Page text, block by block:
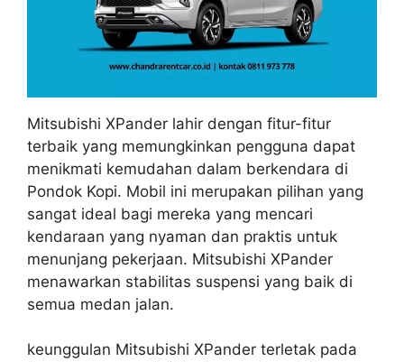
Mitsubishi XPander lahir dengan fitur-fitur
terbaik yang memungkinkan pengguna dapat
menikmati kemudahan dalam berkendara di
Pondok Kopi. Mobil ini merupakan pilihan yang
sangat ideal bagi mereka yang mencari
kendaraan yang nyaman dan praktis untuk
menunjang pekerjaan. Mitsubishi XPander
menawarkan stabilitas suspensi yang baik di
semua medan jalan.
keunggulan Mitsubishi XPander terletak pada